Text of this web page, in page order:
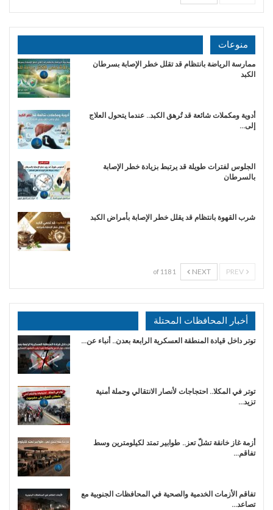
منوعات
ممارسة الرياضة بانتظام قد تقلل خطر الإصابة بسرطان
الكبد
أدوية ومكملات شائعة قد تُرهق الكبد.. عندما يتحول العلاج
إلى…
الجلوس لفترات طويلة قد يرتبط بزيادة خطر الإصابة
بالسرطان
شرب القهوة بانتظام قد يقلل خطر الإصابة بأمراض الكبد
NEXT
1 of 118
أخبار المحافظات المحتلة
توتر داخل قيادة المنطقة العسكرية الرابعة بعدن.. أنباء عن…
توتر في المكلا.. احتجاجات لأنصار الانتقالي وحملة أمنية
تزيد…
أزمة غاز خانقة تشلّ تعز.. طوابير تمتد لكيلومترين وسط
تفاقم…
تفاقم الأزمات الخدمية والصحية في المحافظات الجنوبية مع
تصاعد…